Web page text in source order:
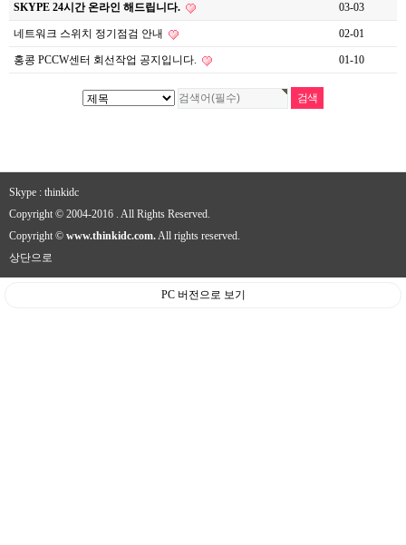
SKYPE 24시간 온라인 해드립니다. 03-03
네트워크 스위치 정기점검 안내 02-01
홍콩 PCCW센터 회선작업 공지입니다. 01-10
Skype : thinkidc
Copyright © 2004-2016 . All Rights Reserved.
Copyright © www.thinkidc.com.All rights reserved.
상단으로
PC 버전으로 보기